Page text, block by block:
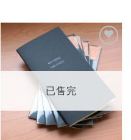
加入
望輕
單」
已售完